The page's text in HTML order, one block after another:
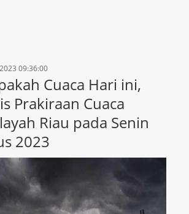
09:36:00
Cuaca Hari ini,
Prakiraan Cuaca
Riau pada Senin
2023